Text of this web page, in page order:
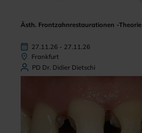
Ästh. Frontzahnrestaurationen -Theorie
27.11.26 - 27.11.26
Frankfurt
PD Dr. Didier Dietschi